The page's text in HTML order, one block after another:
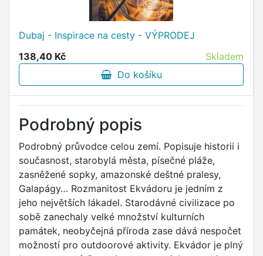
Dubaj - Inspirace na cesty - VÝPRODEJ
138,40 Kč
Skladem
Do košíku
Podrobný popis
Podrobný průvodce celou zemí. Popisuje historii i
současnost, starobylá města, písečné pláže,
zasněžené sopky, amazonské deštné pralesy,
Galapágy… Rozmanitost Ekvádoru je jedním z
jeho největších lákadel. Starodávné civilizace po
sobě zanechaly velké množství kulturních
památek, neobyčejná příroda zase dává nespočet
možností pro outdoorové aktivity. Ekvádor je plný